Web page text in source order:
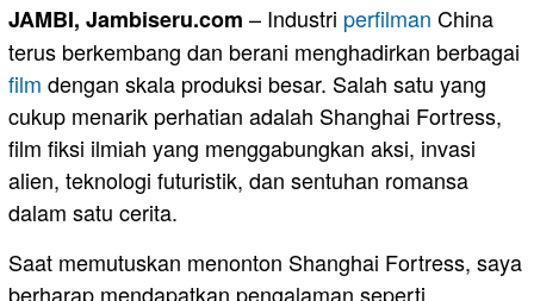
JAMBI, Jambiseru.com – Industri perfilman China
terus berkembang dan berani menghadirkan berbagai
film dengan skala produksi besar. Salah satu yang
cukup menarik perhatian adalah Shanghai Fortress,
film fiksi ilmiah yang menggabungkan aksi, invasi
alien, teknologi futuristik, dan sentuhan romansa
dalam satu cerita.
Saat memutuskan menonton Shanghai Fortress, saya
berharap mendapatkan pengalaman seperti